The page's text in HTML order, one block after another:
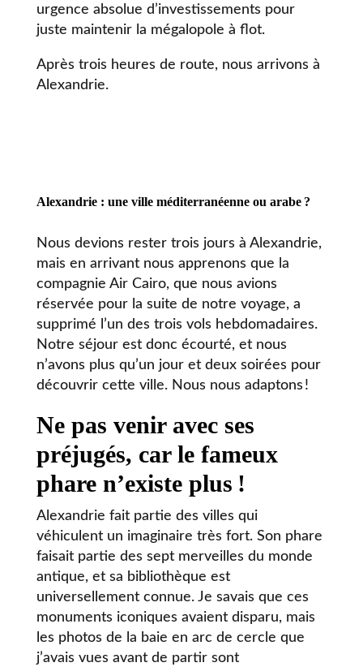
urgence absolue d’investissements pour
juste maintenir la mégalopole à flot.
Après trois heures de route, nous arrivons à
Alexandrie.
Alexandrie : une ville méditerranéenne ou arabe ?
Nous devions rester trois jours à Alexandrie,
mais en arrivant nous apprenons que la
compagnie Air Cairo, que nous avions
réservée pour la suite de notre voyage, a
supprimé l’un des trois vols hebdomadaires.
Notre séjour est donc écourté, et nous
n’avons plus qu’un jour et deux soirées pour
découvrir cette ville. Nous nous adaptons !
Ne pas venir avec ses
préjugés, car le fameux
phare n’existe plus !
Alexandrie fait partie des villes qui
véhiculent un imaginaire très fort. Son phare
faisait partie des sept merveilles du monde
antique, et sa bibliothèque est
universellement connue. Je savais que ces
monuments iconiques avaient disparu, mais
les photos de la baie en arc de cercle que
j’avais vues avant de partir sont